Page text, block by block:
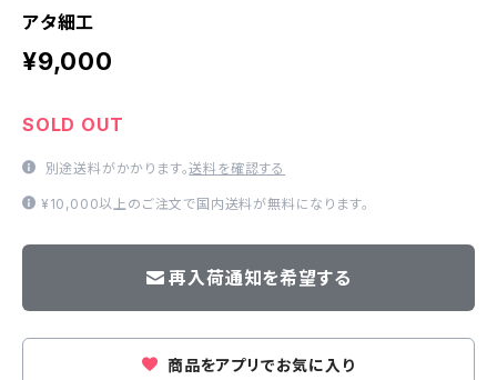
アタ細工
¥9,000
SOLD OUT
別途送料がかかります。送料を確認する
¥10,000以上のご注文で国内送料が無料になります。
再入荷通知を希望する
商品をアプリでお気に入り